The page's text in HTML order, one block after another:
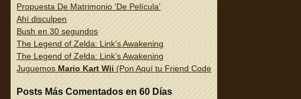
Propuesta De Matrimonio ‘De Película’
Ahí disculpen
Bush en 30 segundos
The Legend of Zelda: Link’s Awakening
The Legend of Zelda: Link’s Awakening
Juguemos Mario Kart Wii (Pon Aquí tu Friend Code!)
Posts Más Comentados en 60 Días